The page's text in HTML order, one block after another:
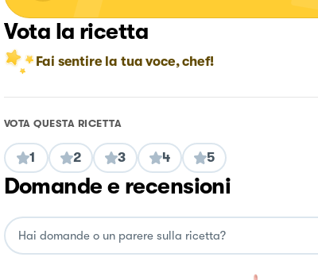
Vota la ricetta
Fai sentire la tua voce, chef!
VOTA QUESTA RICETTA
1 2 3 4 5
Domande e recensioni